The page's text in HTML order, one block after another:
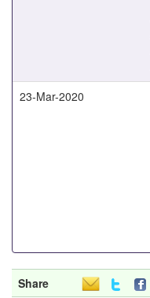
23-Mar-2020
Share